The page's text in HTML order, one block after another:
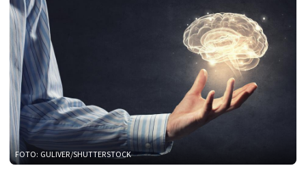
FOTO: GULIVER/SHUTTERSTOCK